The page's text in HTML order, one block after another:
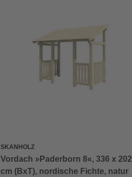
SKANHOLZ
Vordach »Paderborn 8«, 336 x 202
cm (BxT), nordische Fichte, natur